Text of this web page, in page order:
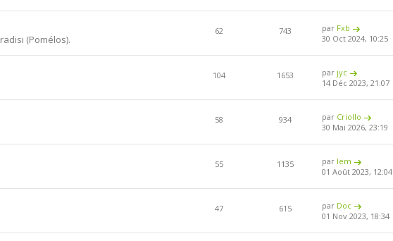
(Pomélos).
62 743 par Fxb
30 Oct 2024, 10:25
104 1653 par jyc
14 Déc 2023, 21:07
58 934 par Criollo
30 Mai 2026, 23:19
55 1135 par lem
01 Août 2023, 12:04
47 615 par Doc
01 Nov 2023, 18:34